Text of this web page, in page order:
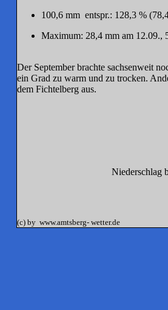
100,6 mm entspr.: 128,3 %
Maximum: 28,4 mm am 12.09.,
Der September brachte sachsenweit
ein Grad zu warm und zu trocken.
dem Fichtelberg aus.
Niederschlag
(c) by www.amtsberg- wetter.de